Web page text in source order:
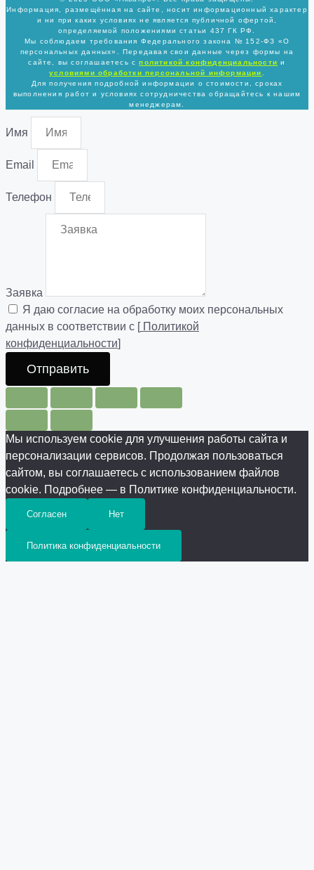
Информация, размещённая на сайте, носит информационный характер
и ни при каких условиях не является публичной офертой,
определяемой положениями статьи 437 ГК РФ.
Мы соблюдаем требования Федерального закона № 152-ФЗ «О
персональных данных». Передавая свои данные через формы на
сайте, вы соглашаетесь сполитикойконфиденциальности и
условиями обработки персональной информации
Для получения подробной информации о стоимости, сроках
выполнения работ и условиях сотрудничества обращайтесь к нашим
менеджерам.
Имя
Email
Телефон
Заявка
Я даю согласие на обработку моих персональных
данных в соответствии с [Политикой
конфиденциальности]
Отправить
Мы используем cookie для улучшения работы сайта и
персонализации сервисов. Продолжая пользоваться
сайтом, вы соглашаетесь с использованием файлов
cookie. Подробнее — в Политике конфиденциальности.
Согласен Нет
Политика конфиденциальности